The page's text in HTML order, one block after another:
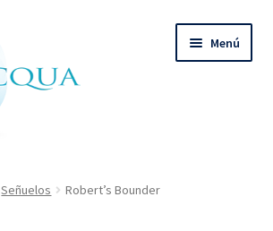
Menú
Señuelos Robert’s Bounder